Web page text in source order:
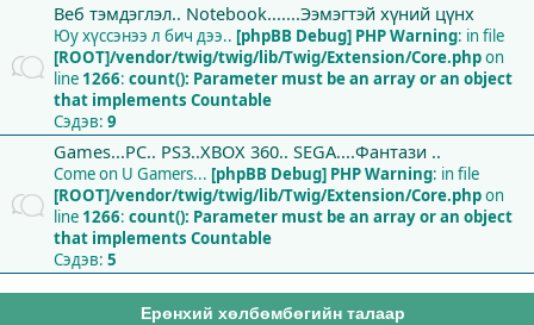
Веб тэмдэглэл.. Notebook.......Ээмэгтэй хүний цүнх
Юу хүссэнээ л бич дээ.. [phpBB Debug] PHP Warning: in file
[ROOT]/vendor/twig/twig/lib/Twig/Extension/Core.phpon
line 1266: count(): Parameter must be an array or an object
that implements Countable
Сэдэв: 9
Games...PC.. PS3..XBOX 360.. SEGA....Фантази ..
Come on U Gamers... [phpBB Debug] PHP Warning: in file
[ROOT]/vendor/twig/twig/lib/Twig/Extension/Core.phpon
line 1266: count(): Parameter must be an array or an object
that implements Countable
Сэдэв: 5
Ерөнхий хөлбөмбөгийн талаар